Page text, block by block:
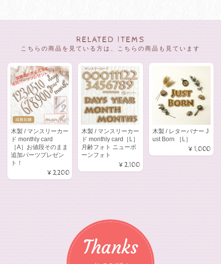
RELATED ITEMS
こちらの商品を見ている方は、こちらの商品も見ています
木製 / マンスリーカー
ド monthly card
［A］お値段そのまま
追加パーツプレゼン
ト！
¥2,200
木製 / マンスリーカー
ド monthly card［L］
月齢フォト ニューボ
ーンフォト
¥2,100
木製 / レターバナー J
ust Born ［L］
¥1,000
Thanks